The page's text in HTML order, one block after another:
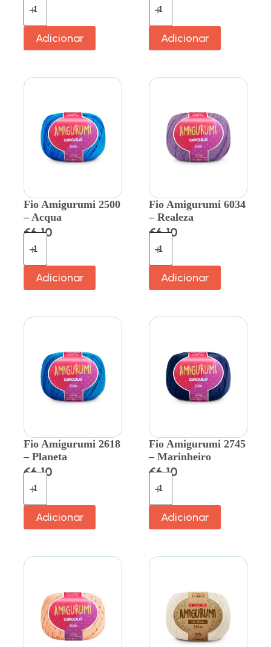
Adicionar Adicionar
Fio Amigurumi 2500
– Acqua
€6.10
Adicionar
Fio Amigurumi 6034
– Realeza
€6.10
Adicionar
Fio Amigurumi 2618
– Planeta
€6.10
Adicionar
Fio Amigurumi 2745
– Marinheiro
€6.10
Adicionar